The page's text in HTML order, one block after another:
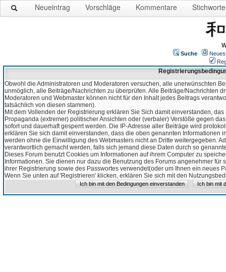
Neueintrag Vorschläge Kommentare Stichworte
Suche
Obwohl die Administratoren und Moderatoren versuchen, alle unerwünschten
unmöglich, alle Beiträge/Nachrichten zu überprüfen. Alle Beiträge/Nachrichten
Moderatoren und Webmaster können nicht für den Inhalt jedes Beitrags
tatsächlich von diesen stammen).
Mit dem Vollenden der Registrierung erklären Sie Sich damit einverstanden,
Propaganda (extremer) politischer Ansichten oder (verbaler) Verstöße gegen
sofort und dauerhaft gesperrt werden. Die IP-Adresse aller Beiträge wird
erklären Sie sich damit einverstanden, dass die oben genannten Informationen
werden ohne die Einwilligung des Webmasters nicht an Dritte weitergegeben.
verantwortlich gemacht werden, falls sich jemand diese Daten durch so
Dieses Forum benutzt Cookies um Informationen auf ihrem Computer zu
Informationen. Sie dienen nur dazu die Benutzung des Forums angenehmer
ihrer Registrierung sowie des Passwortes verwendet(oder um Ihnen ein neues
Wenn Sie unten auf 'Registrieren' klicken, erklären Sie sich mit den